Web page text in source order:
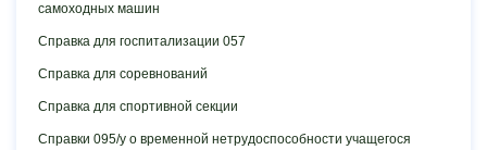
самоходных машин
Справка для госпитализации 057
Справка для соревнований
Справка для спортивной секции
Справки 095/у о временной нетрудоспособности учащегося